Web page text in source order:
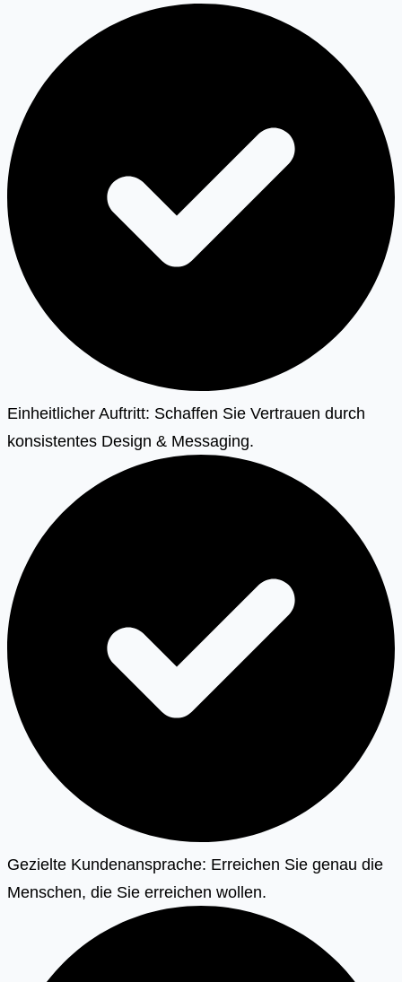
Einheitlicher Auftritt: Schaffen Sie Vertrauen durch
konsistentes Design & Messaging.
Gezielte Kundenansprache: Erreichen Sie genau die
Menschen, die Sie erreichen wollen.